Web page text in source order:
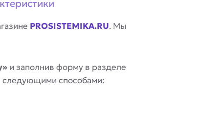
PROSISTEMIKA.RU. Мы
и заполнив форму в разделе
следующими способами: